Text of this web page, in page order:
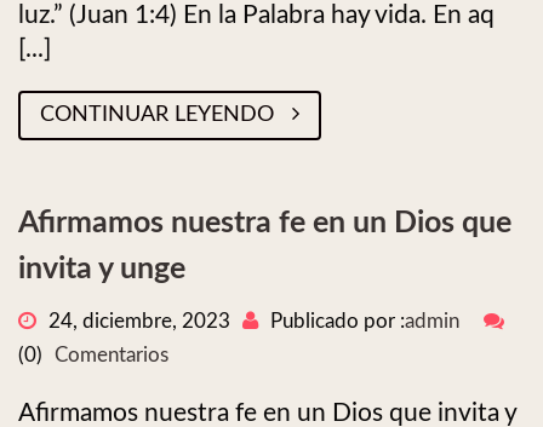
luz.” (Juan 1:4) En la Palabra hay vida. En aq
[...]
CONTINUAR LEYENDO
Afirmamos nuestra fe en un Dios que
invita y unge
24, diciembre, 2023 Publicado por :admin
(0)
Comentarios
Afirmamos nuestra fe en un Dios que invita y